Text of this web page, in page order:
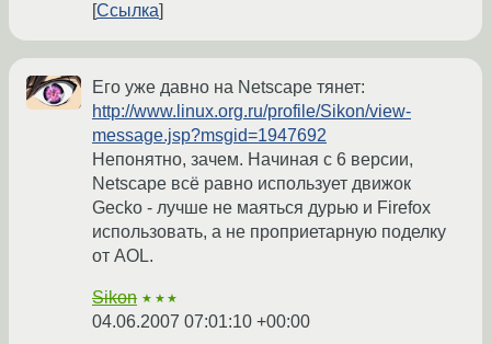
Ссылка
Его уже давно на Netscape тянет:
http://www.linux.org.ru/profile/Sikon/view-
message.jsp?msgid=1947692
Непонятно, зачем. Начиная с 6 версии,
Netscape всё равно использует движок
Gecko - лучше не маяться дурью и Firefox
использовать, а не проприетарную поделку
от AOL.
Sikon ★★★
04.06.2007 07:01:10 +00:00